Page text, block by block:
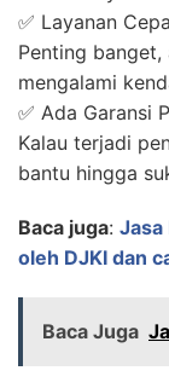
✅ Layanan
Penting
mengalami
✅ Ada Garansi
Kalau terjadi
bantu hingga
Baca juga:
oleh DJKI dan
Baca Juga